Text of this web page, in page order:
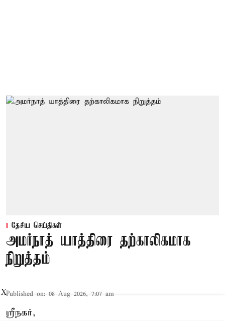
தேசிய செய்திகள்
அமர்நாத் யாத்திரை தற்காலிகமாக
நிறுத்தம்
Published on: 08 Aug 2026, 7:07 am
ஸ்ரீநகர்,
X